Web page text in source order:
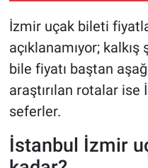
İzmir uçak bileti
açıklanamıyor;
bile fiyatı baştan
araştırılan rotalar ise
seferler.
İstanbul İzmir